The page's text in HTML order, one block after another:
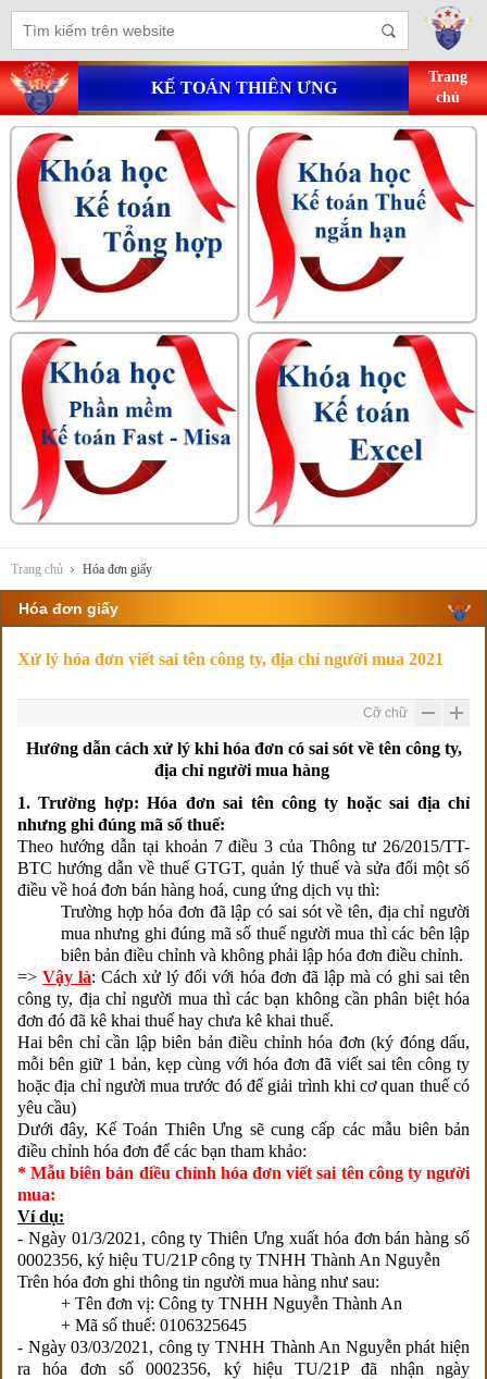
KẾ TOÁN THIÊN ƯNG
Trang
chủ
Trang chủ Hóa đơn giấy
Hóa đơn giấy
Xử lý hóa đơn viết sai tên công ty, địa chỉ người mua 2021
Cỡ chữ
Hướng dẫn cách xử lý khi hóa đơn có sai sót về tên công ty,
địa chỉ người mua hàng
1. Trường hợp: Hóa đơn sai tên công ty hoặc sai địa chỉ
nhưng ghi đúng mã số thuế:
Theo hướng dẫn tại khoản 7 điều 3 của Thông tư 26/2015/TT-
BTC hướng dẫn về thuế GTGT, quản lý thuế và sửa đổi một số
điều về hoá đơn bán hàng hoá, cung ứng dịch vụ thì:
Trường hợp hóa đơn đã lập có sai sót về tên, địa chỉ người
mua nhưng ghi đúng mã số thuế người mua thì các bên lập
biên bản điều chỉnh và không phải lập hóa đơn điều chỉnh.
=>Vậy là: Cách xử lý đối với hóa đơn đã lập mà có ghi sai tên
công ty, địa chỉ người mua thì các bạn không cần phân biệt hóa
đơn đó đã kê khai thuế hay chưa kê khai thuế.
Hai bên chỉ cần lập biên bản điều chỉnh hóa đơn (ký đóng dấu,
mỗi bên giữ 1 bản, kẹp cùng với hóa đơn đã viết sai tên công ty
hoặc địa chỉ người mua trước đó để giải trình khi cơ quan thuế có
yêu cầu)
Dưới đây, Kế Toán Thiên Ưng sẽ cung cấp các mẫu biên bản
điều chỉnh hóa đơn để các bạn tham khảo:
* Mẫu biên bản điều chỉnh hóa đơn viết sai tên công ty người
mua:
Ví dụ:
- Ngày 01/3/2021, công ty Thiên Ưng xuất hóa đơn bán hàng số
0002356, ký hiệu TU/21P công ty TNHH Thành An Nguyễn
Trên hóa đơn ghi thông tin người mua hàng như sau:
+ Tên đơn vị: Công ty TNHH Nguyễn Thành An
+ Mã số thuế: 0106325645
- Ngày 03/03/2021, công ty TNHH Thành An Nguyễn phát hiện
ra hóa đơn số 0002356, ký hiệu TU/21P đã nhận ngày